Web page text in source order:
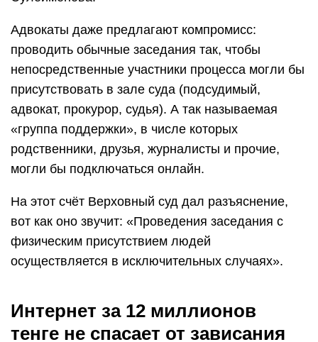
Адвокаты даже предлагают компромисс:
проводить обычные заседания так, чтобы
непосредственные участники процесса могли бы
присутствовать в зале суда (подсудимый,
адвокат, прокурор, судья). А так называемая
«группа поддержки», в числе которых
родственники, друзья, журналисты и прочие,
могли бы подключаться онлайн.
На этот счёт Верховный суд дал разъяснение,
вот как оно звучит: «Проведения заседания с
физическим присутствием людей
осуществляется в исключительных случаях».
Интернет за 12 миллионов
тенге не спасает от зависания